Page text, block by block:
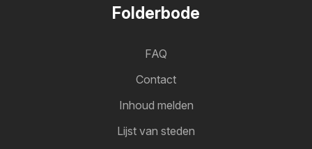
Folderbode
FAQ
Contact
Inhoud melden
Lijst van steden